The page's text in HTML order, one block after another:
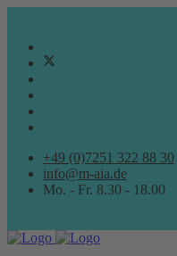
+49 (0)7251 322 88 30
info@m-aia.de
Mo. - Fr. 8.30 - 18.00